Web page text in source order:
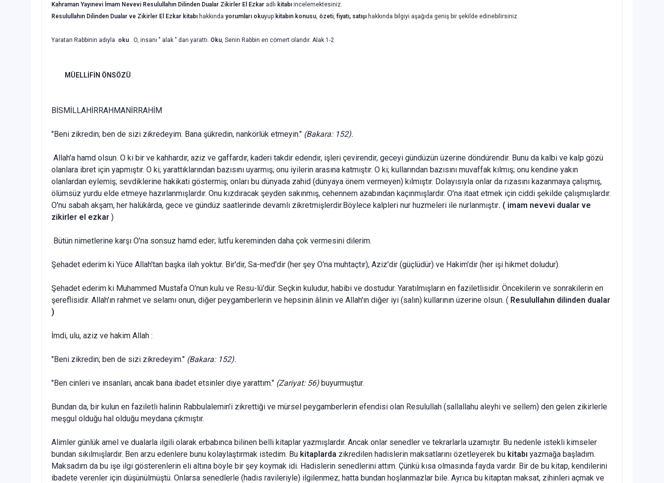
Kahraman Yayınevi İmam Nevevi Resulullahın Dilinden Dualar Zikirler El Ezkar adlı kitabı incelemektesiniz.
Resulullahın Dilinden Dualar ve Zikirler El Ezkar kitabı hakkında yorumları okuyup kitabın konusu, özeti, fiyatı, satışı hakkında bilgiyi aşağıda geniş bir şekilde edinebilirsiniz.
Yaratan Rabbinin adıyla oku . O, insanı " alak " dan yarattı. Oku, Senin Rabbin en cömert olandır. Alak 1-2
MÜELLİFİN ÖNSÖZÜ
BİSMİLLAHİRRAHMANİRRAHİM
"Beni zikredin; ben de sizi zikredeyim. Bana şükredin, nankörlük etmeyin." (Bakara: 152).
Allah'a hamd olsun. O ki bir ve kahhardır, aziz ve gaffardır, kade­ri takdir edendir, işleri çevirendir, geceyi gündüzün üzerine döndü­rendir. Bunu da kalbi ve kalp gözü
olanlara ibret için yapmıştır. O ki; yarattıklarından bazısını uyarmış; onu iyilerin arasına katmıştır. O ki; kullarından bazısını muvaffak kılmış; onu kendine yakın
olanlardan eylemiş; sevdiklerine hakikati göstermiş; onları bu dünyada zahid (dünyaya önem vermeyen) kılmıştır. Dolayısıyla onlar da rızasını ka­zanmaya çalışmış,
ölümsüz yurdu elde etmeye hazırlanmışlardır. Onu kızdıracak şeyden sakınmış, cehennem azabından kaçınmışlar­dır. O'na itaat etmek için ciddi şekilde çalışmışlardır.
O'nu sabah ak­şam, her halükârda, gece ve gündüz saatlerinde devamlı zikretmiş­lerdir.Böylece kalpleri nur huzmeleri ile nurlanmıştır. ( imam nevevi dualar ve
zikirler el ezkar )
Bütün nimetlerine karşı O'na sonsuz hamd eder; lutfu keremin­den daha çok vermesini dilerim.
Şehadet ederim ki Yüce Allah'tan başka ilah yoktur. Bir'dir, Sa-med'dir (her şey O'na muhtaçtır), Aziz'dir (güçlüdür) ve Hakim'dir (her işi hikmet doludur).
Şehadet ederim ki Muhammed Mustafa O'nun kulu ve Resu-lü'dür. Seçkin kuludur, habibi ve dostudur. Yaratılmışların en faziletlisidir. Öncekilerin ve sonrakilerin en
şereflisidir. Allah'ın rahmet ve selamı onun, diğer peygamberlerin ve hepsinin âlinin ve Allah'ın di­ğer iyi (salın) kullarının üzerine olsun. ( Resulullahın dilinden dualar
)
İmdi, ulu, aziz ve hakim Allah :
"Beni zikredin; ben de sizi zikredeyim." (Bakara: 152).
"Ben cinleri ve insanları, ancak bana ibadet etsinler diye yarat­tım." (Zariyat: 56) buyurmuştur.
Bundan da, bir kulun en faziletli halinin Rabbulalemin'i zikretti­ği ve mürsel peygamberlerin efendisi olan Resulullah (sallallahu aleyhi ve sellem) den gelen zikirlerle
meşgul olduğu hal olduğu mey­dana çıkmıştır.
Alimler günlük amel ve dualarla ilgili olarak erbabınca bilinen belli kitaplar yazmışlardır. Ancak onlar senedler ve tekrarlarla uza­mıştır. Bu nedenle istekli kimseler
bundan sıkılmışlardır. Ben arzu edenlere bunu kolaylaştırmak istedim. Bu kitaplarda zikredilen ha­dislerin maksatlarını özetleyerek bu kitabı yazmağa başladım.
Mak­sadım da bu işe ilgi gösterenlerin eli altına böyle bir şey koymak idi. Hadislerin senedlerini attım. Çünkü kısa olmasında fayda vardır. Bir de bu kitap, kendilerini
ibadete verenler için düşünülmüştü. Onlarsa senedlerle (hadis ravileriyle) ilgilenmez; hatta bundan hoşlanmazlar bile. Ayrıca bu kitaptan maksat, zihinleri açmak ve